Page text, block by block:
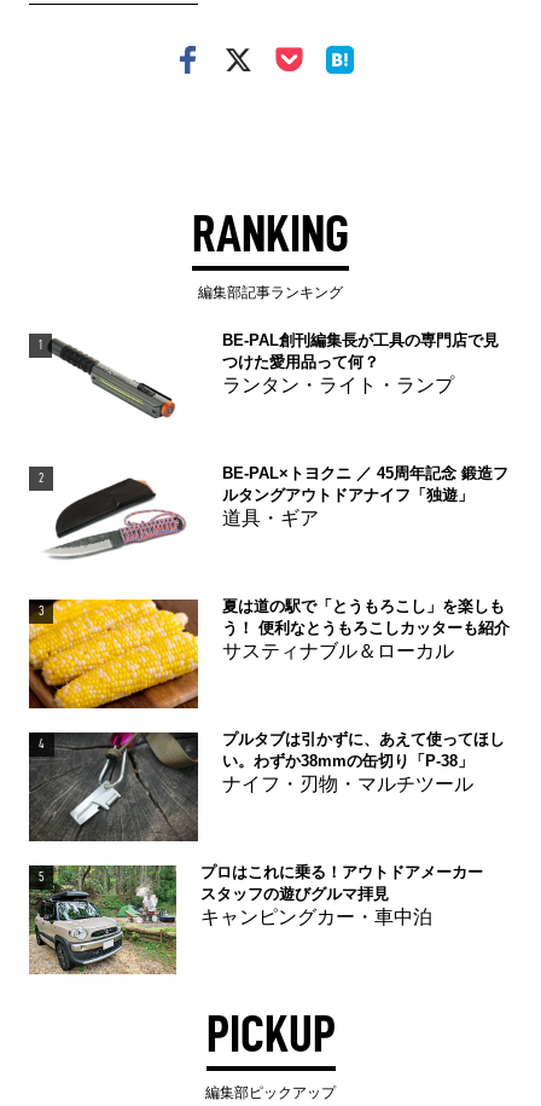
RANKING
編集部記事ランキング
1
BE-PAL創刊編集長が工具の専門店で見
つけた愛用品って何？
ランタン・ライト・ランプ
2
BE-PAL×トヨクニ ／ 45周年記念 鍛造フ
ルタングアウトドアナイフ「独遊」
道具・ギア
3
夏は道の駅で「とうもろこし」を楽しも
う！ 便利なとうもろこしカッターも紹介
サスティナブル＆ローカル
4
プルタブは引かずに、あえて使ってほし
い。わずか38mmの缶切り「P-38」
ナイフ・刃物・マルチツール
5
プロはこれに乗る！アウトドアメーカー
スタッフの遊びグルマ拝見
キャンピングカー・車中泊
PICKUP
編集部ピックアップ